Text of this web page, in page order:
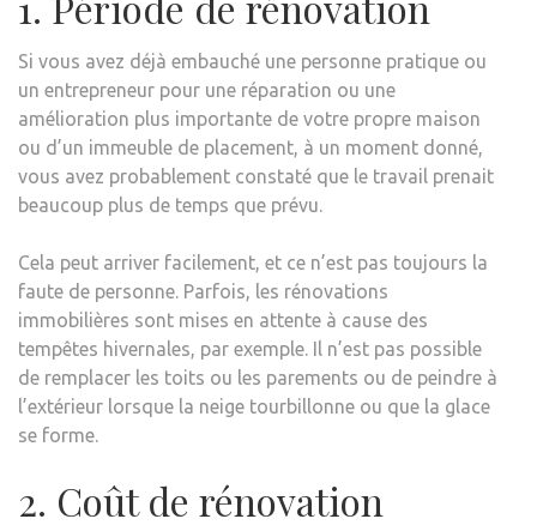
Si vous avez déjà embauché une personne pratique ou
un entrepreneur pour une réparation ou une
amélioration plus importante de votre propre maison
ou d’un immeuble de placement, à un moment donné,
vous avez probablement constaté que le travail prenait
beaucoup plus de temps que prévu.
Cela peut arriver facilement, et ce n’est pas toujours la
faute de personne. Parfois, les rénovations
immobilières sont mises en attente à cause des
tempêtes hivernales, par exemple. Il n’est pas possible
de remplacer les toits ou les parements ou de peindre à
l’extérieur lorsque la neige tourbillonne ou que la glace
se forme.
2. Coût de rénovation